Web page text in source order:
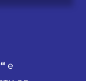
е